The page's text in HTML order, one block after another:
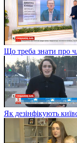
Що треба знати про
Як дезінфікують